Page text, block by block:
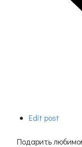
Edit post
Подарить